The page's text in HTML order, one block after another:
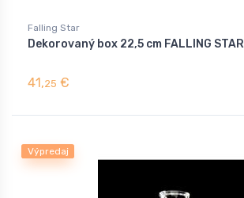
Falling Star
Dekorovaný box 22,5 cm FALLING STAR
41,25 €
Výpredaj